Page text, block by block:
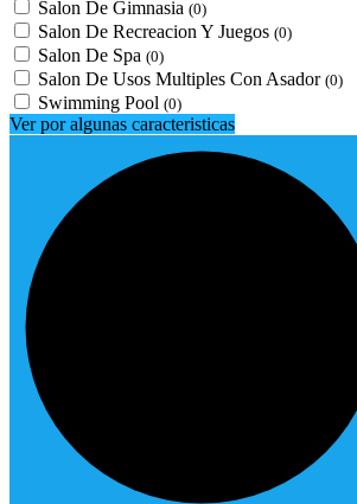
Salon De Gimnasia (0)
Salon De Recreacion Y Juegos (0)
Salon De Spa (0)
Salon De Usos Multiples Con Asador (0)
Swimming Pool (0)
Ver por algunas caracteristicas